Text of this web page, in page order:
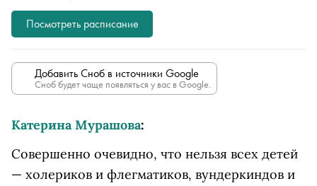
Посмотреть расписание
Добавить Сноб в источники Google
Сноб будет чаще появляться у вас в Google.
Катерина Мурашова:
Совершенно очевидно, что нельзя всех детей
— холериков и флегматиков, вундеркиндов и